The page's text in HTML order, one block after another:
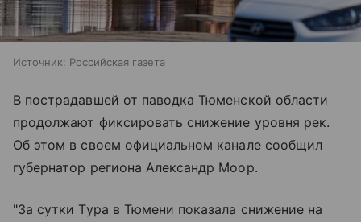
Источник: Российская газета
В пострадавшей от паводка Тюменской области
продолжают фиксировать снижение уровня рек.
Об этом в своем официальном канале сообщил
губернатор региона Александр Моор.
"За сутки Тура в Тюмени показала снижение на